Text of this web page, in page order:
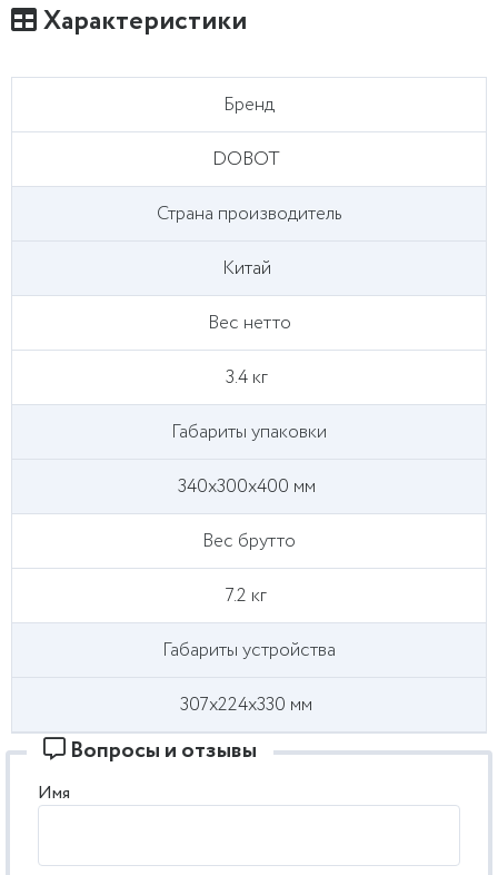
Характеристики
Бренд
DOBOT
Страна производитель
Китай
Вес нетто
3.4 кг
Габариты упаковки
340х300х400 мм
Вес брутто
7.2 кг
Габариты устройства
307х224х330 мм
Вопросы и отзывы
Имя